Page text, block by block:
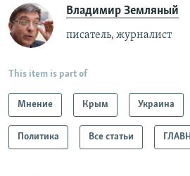
Владимир Земляный
писатель, журналист
This item is part of
Мнение Крым Украина
Политика Все статьи